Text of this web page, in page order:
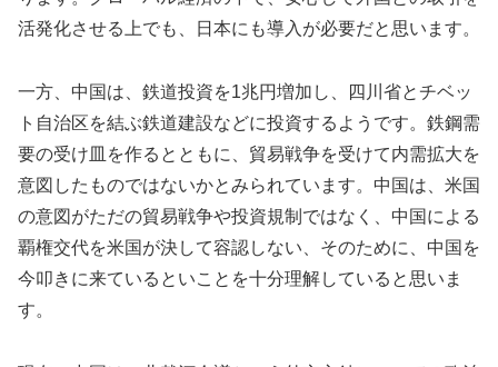
活発化させる上でも、日本にも導入が必要だと思います。
一方、中国は、鉄道投資を1兆円増加し、四川省とチベッ
ト自治区を結ぶ鉄道建設などに投資するようです。鉄鋼需
要の受け皿を作るとともに、貿易戦争を受けて内需拡大を
意図したものではないかとみられています。中国は、米国
の意図がただの貿易戦争や投資規制ではなく、中国による
覇権交代を米国が決して容認しない、そのために、中国を
今叩きに来ているといことを十分理解していると思いま
す。